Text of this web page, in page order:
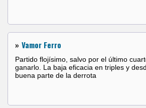
» Vamor Ferro
Partido flojísimo, salvo por el último
ganarlo. La baja eficacia en triples y
buena parte de la derrota